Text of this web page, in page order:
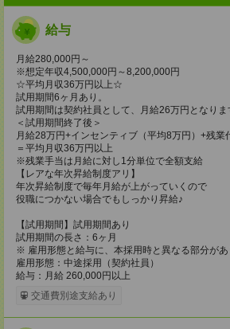
給与
月給280,000円～
※想定年収4,500,000円～8,200,000円
☆平均月収36万円以上☆
試用期間6ヶ月あり。
試用期間は契約社員として、月給26万円となりま
＜試用期間終了後＞
月給28万円+インセンティブ（平均8万円）+残業
＝平均月収36万円以上
※残業手当は月給に対し1分単位で全額支給
【レアな年次昇給制度アリ】
年次昇給制度で毎年月給が上がっていくので
役職につかない場合でもしっかり昇給♪
【試用期間】試用期間あり
試用期間の長さ：6ヶ月
※ 雇用形態と給与に、本採用時と異なる部分があ
雇用形態：中途採用（契約社員）
給与：月給 260,000円以上
交通費別途支給あり